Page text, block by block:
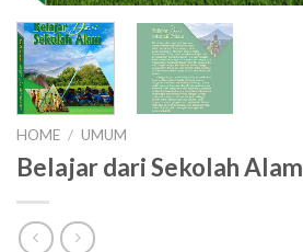
HOME / UMUM
Belajar dari Sekolah Alam